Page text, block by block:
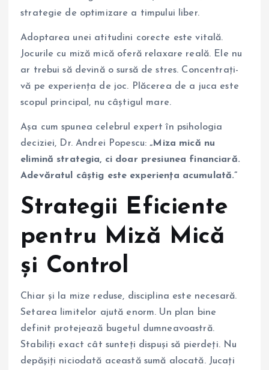
strategie de optimizare a timpului liber.
Adoptarea unei atitudini corecte este vitală.
Jocurile cu miză mică oferă relaxare reală. Ele nu
ar trebui să devină o sursă de stres. Concentrați-
vă pe experiența de joc. Plăcerea de a juca este
scopul principal, nu câștigul mare.
Așa cum spunea celebrul expert în psihologia
deciziei, Dr. Andrei Popescu:„Miza mică nu
elimină strategia, ci doar presiunea financiară.
Adevăratul câștig este experiența acumulată.”
Strategii Eficiente
pentru Miză Mică
și Control
Chiar și la mize reduse, disciplina este necesară.
Setarea limitelor ajută enorm. Un plan bine
definit protejează bugetul dumneavoastră.
Stabiliți exact cât sunteți dispuși să pierdeți. Nu
depășiți niciodată această sumă alocată. Jucați